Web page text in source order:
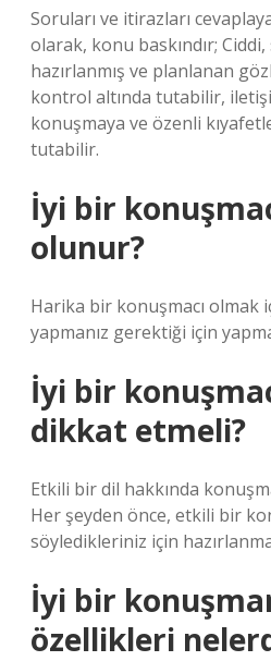
Soruları ve itirazları
olarak, konu baskındır; Ciddi,
hazırlanmış ve planlanan
kontrol altında tutabilir,
konuşmaya ve özenli
tutabilir.
İyi bir
olunur?
Harika bir konuşmacı olmak
yapmanız gerektiği için
İyi bir
dikkat etmeli?
Etkili bir dil hakkında
Her şeyden önce, etkili bir
söyledikleriniz için
İyi bir
özellikleri